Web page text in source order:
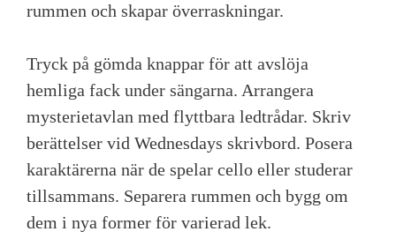
rummen och skapar överraskningar.
Tryck på gömda knappar för att avslöja
hemliga fack under sängarna. Arrangera
mysterietavlan med flyttbara ledtrådar. Skriv
berättelser vid Wednesdays skrivbord. Posera
karaktärerna när de spelar cello eller studerar
tillsammans. Separera rummen och bygg om
dem i nya former för varierad lek.